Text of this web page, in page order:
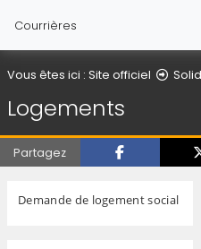
Courrières
Vous êtes ici : Site officiel
Logements
Partagez
Demande de logement social